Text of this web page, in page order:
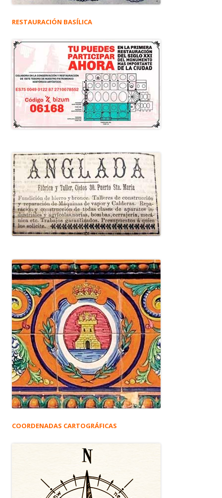
RESTAURACIÓN BASÍLICA
COORDENADAS CARTOGRÁFICAS